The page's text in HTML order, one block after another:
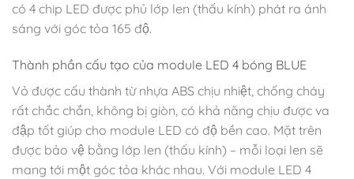
có 4 chip LED được phủ lớp len (thấu kính) phát ra ánh
sáng với góc tỏa 165 độ.
Thành phần cấu tạo của module LED 4 bóng BLUE
Vỏ được cấu thành từ nhựa ABS chịu nhiệt, chống cháy
rất chắc chắn, không bị giòn, có khả năng chịu được va
đập tốt giúp cho module LED có độ bền cao. Mặt trên
được bảo vệ bằng lớp len (thấu kính) – mỗi loại len sẽ
mang tới một góc tỏa khác nhau. Với module LED 4